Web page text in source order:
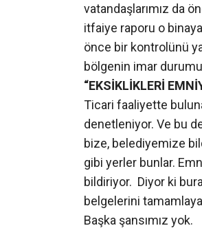
vatandaşlarımız da
itfaiye raporu o
önce bir kontrolünü
bölgenin imar
“EKSİKLİKLERİ
Ticari faaliyette
denetleniyor. Ve bu
bize, belediyemize
gibi yerler bunlar.
bildiriyor. Diyor ki
belgelerini
Başka şansımız yok.